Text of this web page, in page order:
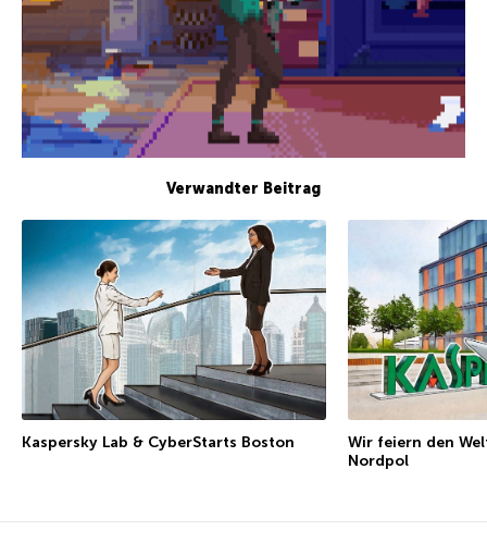
Verwandter Beitrag
Kaspersky Lab & CyberStarts Boston
Wir feiern den
Nordpol